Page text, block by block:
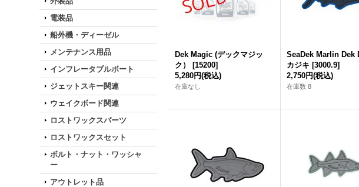
電装品
船外機・ディーゼル
メンテナンス用品
インフレータブルボート
ジェットスキー関連
ウェイクボード関連
ロストワックスパーツ
ロストワックスセット
ボルト・ナット・ワッシャ
ー
アウトレット品
Dek Magic (デックマジッ
ク）
[15200]
5,280円(税込)
在庫なし
SeaDek Marlin
カジキ [3000.9]
2,750円(税込)
在庫数 8